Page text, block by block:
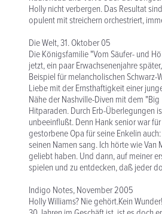
Holly nicht verbergen. Das Resultat
opulent mit streichern orchestriert,
Die Welt, 31. Oktober 05
Die Königsfamilie "Vom Säufer- und
jetzt, ein paar Erwachsenenjahre
Beispiel für melancholischen
Liebe mit der Ernsthaftigkeit einer
Nähe der Nashville-Diven mit dem
Hitparaden. Durch Erb-Überlegungen
unbeeinflußt. Denn Hank senior war
gestorbene Opa für seine Enkelin
seinen Namen sang. Ich hörte wie
geliebt haben. Und dann, auf meiner
spielen und zu entdecken, daß jeder
Indigo Notes, November 2005
Holly Williams? Nie gehört.Kein